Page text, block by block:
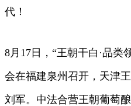
代！
8月17日，“王朝干白·品类
会在福建泉州召开，天津
刘军。中法合营王朝葡萄